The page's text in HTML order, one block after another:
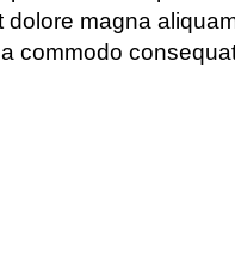
magna
commodo